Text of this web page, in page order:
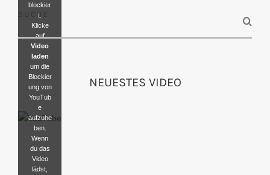
SUCHE
NEUESTES VIDEO
blockier
t.
Klicke
auf
Video
laden
um die
Blockier
ung von
YouTub
e
aufzuhe
ben.
Wenn
du das
Video
lädst,